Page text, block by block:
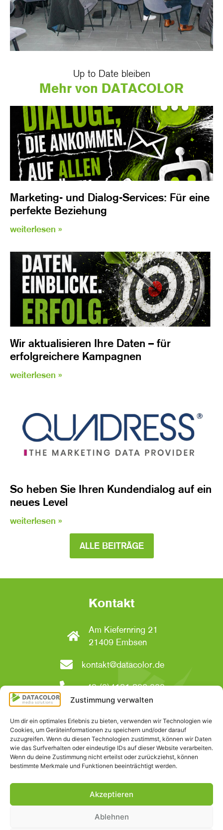
Zustimmung verwalten
Um dir ein optimales Erlebnis zu bieten, verwenden wir Technologien wie
Cookies, um Geräteinformationen zu speichern und/oder darauf
zuzugreifen. Wenn du diesen Technologien zustimmst, können wir Daten
wie das Surfverhalten oder eindeutige IDs auf dieser Website verarbeiten.
Wenn du deine Zustimmung nicht erteilst oder zurückziehst, können
bestimmte Merkmale und Funktionen beeinträchtigt werden.
Akzeptieren
Ablehnen
Up to Date bleiben
Mehr von DATACOLOR
Marketing- und Dialog-Services: Für eine
perfekte Beziehung
weiterlesen »
Wir aktualisieren Ihre Daten – für
erfolgreichere Kampagnen
weiterlesen »
So heben Sie Ihren Kundendialog auf ein
neues Level
weiterlesen »
ALLE BEITRÄGE
Kontakt
Am Kiefernring 21
21409 Embsen
kontakt@datacolor.de
+49 (0)4131 896-000
Social Media
Impressum|Datenschutzerklärung|Cookie-Richtlinien|
AGB